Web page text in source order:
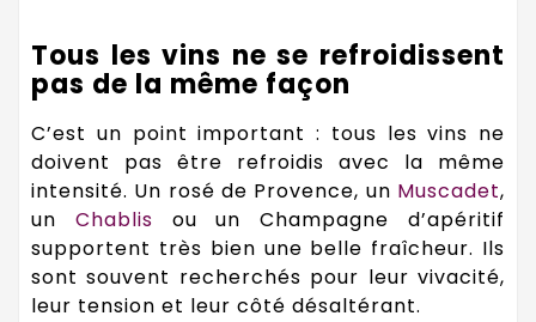
Tous les vins ne se refroidissent
pas de la même façon
C’est un point important : tous les vins ne
doivent pas être refroidis avec la même
intensité. Un rosé de Provence, un Muscadet,
un Chablis ou un Champagne d’apéritif
supportent très bien une belle fraîcheur. Ils
sont souvent recherchés pour leur vivacité,
leur tension et leur côté désaltérant.